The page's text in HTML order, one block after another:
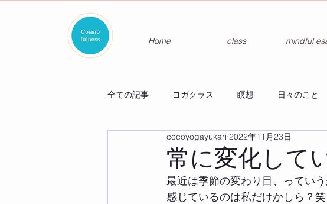
Home class mindful
全ての記事 ヨガクラス 瞑想 日々のこと
常に変化して
cocoyogayukari 2022年11月23日
最近は季節の変わり目、ってい
感じているのは私だけかしら？笑